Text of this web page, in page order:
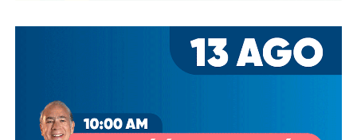
al menos tres intentos de rescindir o
modificar el contrato se han hecho sin haber
Agua abrió un expediente que no avanzó pese a 350 mil
afectados y una queja de oficio de la Comisión Estatal de